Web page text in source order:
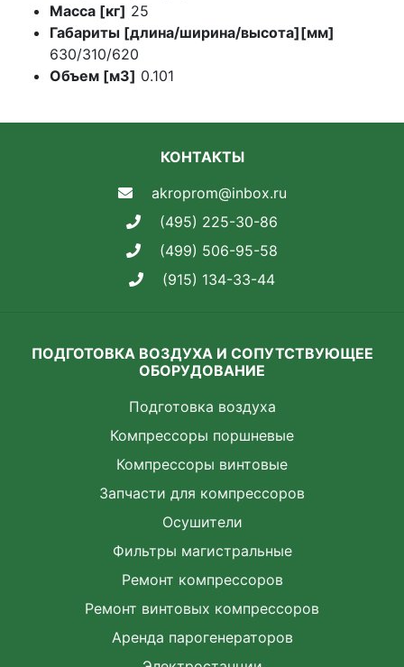
Масса [кг] 25
Габариты [длина/ширина/высота][мм]
630/310/620
Объем [м3] 0.101
КОНТАКТЫ
akroprom@inbox.ru
(495) 225-30-86
(499) 506-95-58
(915) 134-33-44
ПОДГОТОВКА ВОЗДУХА И СОПУТСТВУЮЩЕЕ
ОБОРУДОВАНИЕ
Подготовка воздуха
Компрессоры поршневые
Компрессоры винтовые
Запчасти для компрессоров
Осушители
Фильтры магистральные
Ремонт компрессоров
Ремонт винтовых компрессоров
Аренда парогенераторов